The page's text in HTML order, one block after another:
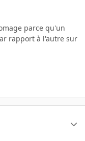
parce qu'un
rapport à l'autre sur